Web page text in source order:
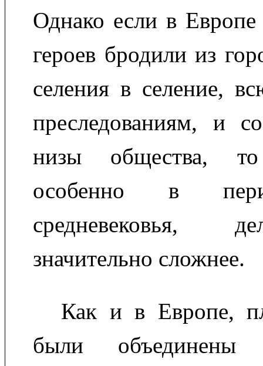
Однако если в
героев бродили из
селения в селение,
преследованиям, и
низы общества,
особенно в
средневековья,
значительно сложнее.
Как и в Европе,
были объединены